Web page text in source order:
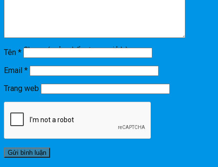
Chưa có sản phẩm trong giỏ hàng.
Tên *
Email *
Trang web